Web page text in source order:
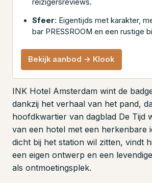
reizigersreviews.
Sfeer: Eigentijds met karakter,
bar PRESSROOM en een rustige
Bekijk aanbod → Klook
INK Hotel Amsterdam wint de
dankzij het verhaal van het pand,
hoofdkwartier van dagblad De Tijd
van een hotel met een herkenbare
dicht bij het station wil zitten, vindt
een eigen ontwerp en een
als ontmoetingsplek.